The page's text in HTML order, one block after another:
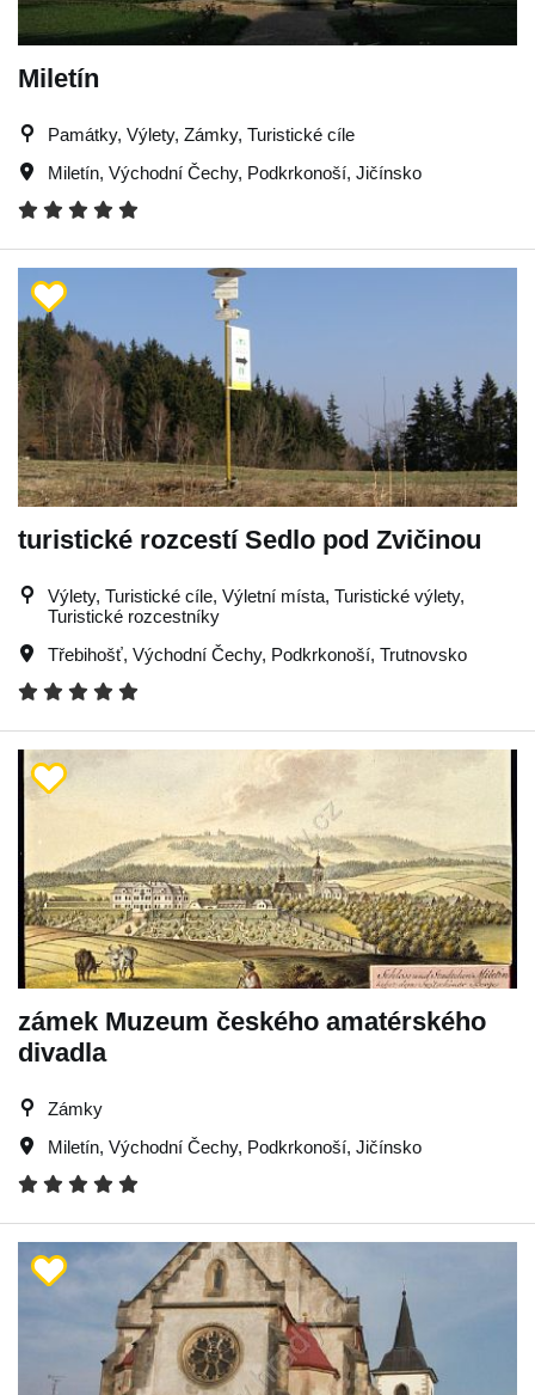
Miletín
Památky, Výlety, Zámky, Turistické cíle
Miletín, Východní Čechy, Podkrkonoší, Jičínsko
turistické rozcestí Sedlo pod Zvičinou
Výlety, Turistické cíle, Výletní místa, Turistické výlety,
Turistické rozcestníky
Třebihošť, Východní Čechy, Podkrkonoší, Trutnovsko
zámek Muzeum českého amatérského
divadla
Zámky
Miletín, Východní Čechy, Podkrkonoší, Jičínsko